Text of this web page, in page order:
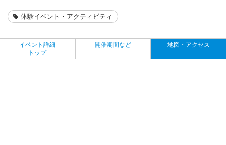
体験イベント・アクティビティ
イベント詳細
トップ
開催期間など 地図・アクセス